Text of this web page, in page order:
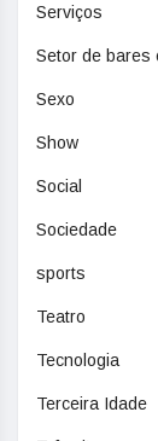
Serviços
Setor de bares
Sexo
Show
Social
Sociedade
sports
Teatro
Tecnologia
Terceira Idade